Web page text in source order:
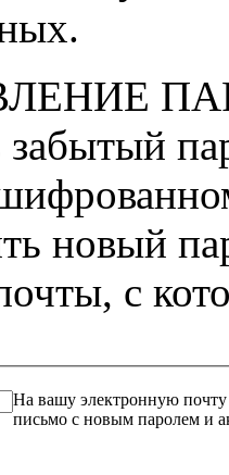
забытый
новый
с
На вашу электронную почту
письмо с новым паролем и